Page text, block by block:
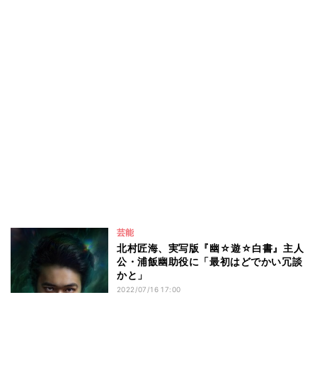
芸能
北村匠海、実写版『幽☆遊☆白書』主人
公・浦飯幽助役に「最初はどでかい冗談
かと」
2022/07/16 17:00